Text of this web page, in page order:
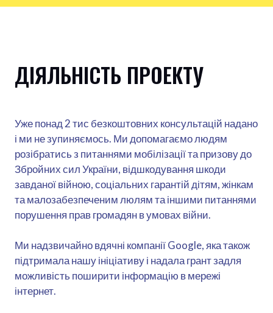
ДІЯЛЬНІСТЬ ПРОЕКТУ
Уже понад 2 тис безкоштовних консультацій надано
і ми не зупиняємось. Ми допомагаємо людям
розібратись з питаннями мобілізації та призову до
Збройних сил України, відшкодування шкоди
завданої війною, соціальних гарантій дітям, жінкам
та малозабезпеченим люлям та іншими питаннями
порушення прав громадян в умовах війни.
Ми надзвичайно вдячні компанії Google, яка також
підтримала нашу ініціативу і надала грант задля
можливість поширити інформацію в мережі
інтернет.